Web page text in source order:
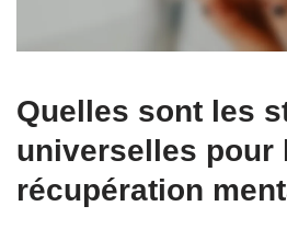
Quelles sont les
universelles pour
récupération